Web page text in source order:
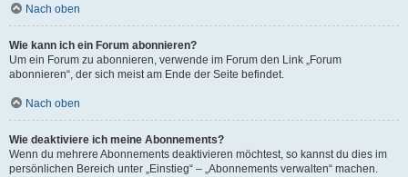
Nach oben
Wie kann ich ein Forum abonnieren?
Um ein Forum zu abonnieren, verwende im Forum den Link „Forum
abonnieren“, der sich meist am Ende der Seite befindet.
Nach oben
Wie deaktiviere ich meine Abonnements?
Wenn du mehrere Abonnements deaktivieren möchtest, so kannst du dies im
persönlichen Bereich unter „Einstieg“ – „Abonnements verwalten“ machen.